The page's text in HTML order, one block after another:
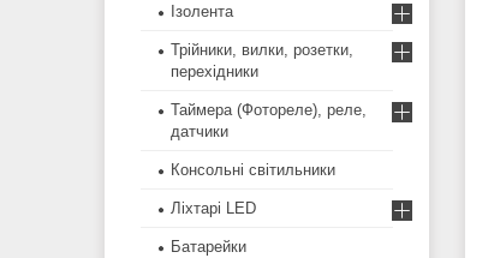
Ізолента
Трійники, вилки, розетки,
перехідники
Таймера (Фотореле), реле,
датчики
Консольні світильники
Ліхтарі LED
Батарейки